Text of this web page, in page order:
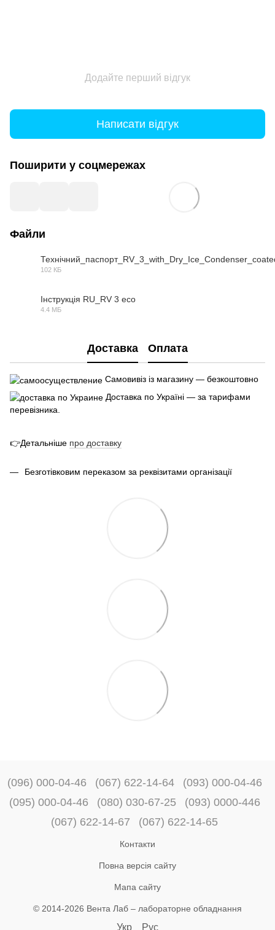
Додайте перший відгук
Написати відгук
Поширити у соцмережах
Файли
102 КБ
Інструкція RU_RV 3 eco
4.4 МБ
Доставка Оплата
Самовивіз із магазину — безкоштовно
Доставка по Україні — за тарифами
перевізника.
👉Детальніше про доставку
Безготівковим переказом за реквізитами організації
(096) 000-04-46 (067) 622-14-64
(093) 000-04-46
(095) 000-04-46
(080) 030-67-25
(093) 0000-446
(067) 622-14-67
(067) 622-14-65
Контакти
Повна версія сайту
Мапа сайту
© 2014-2026 Вента Лаб – лабораторне обладнання
Укр Рус